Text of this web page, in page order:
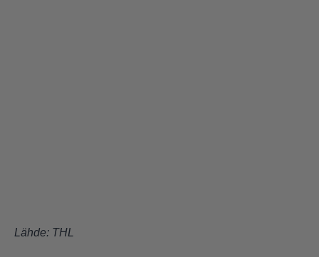
Lähde: THL